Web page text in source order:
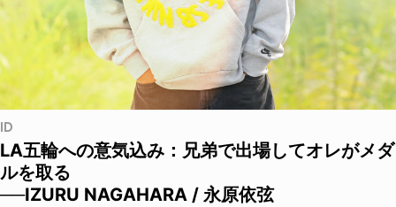
ID
LA五輪への意気込み：兄弟で出場してオレがメダ
ルを取る
──IZURU NAGAHARA / 永原依弦